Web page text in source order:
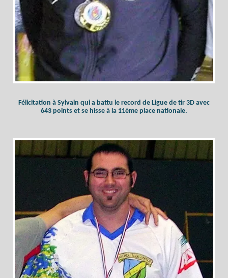
Félicitation à Sylvain qui a battu le record de Ligue de tir 3D avec
643 points et se hisse à la 11ème place nationale.